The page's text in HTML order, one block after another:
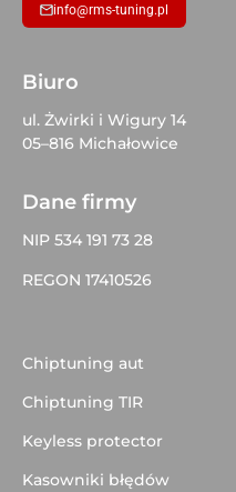
info@rms-tuning.pl
Biuro
ul. Żwirki i Wigury 14
05–816 Michałowice
Dane firmy
NIP 534 191 73 28
REGON 17410526
Chiptuning aut
Chiptuning TIR
Keyless protector
Kasowniki błędów